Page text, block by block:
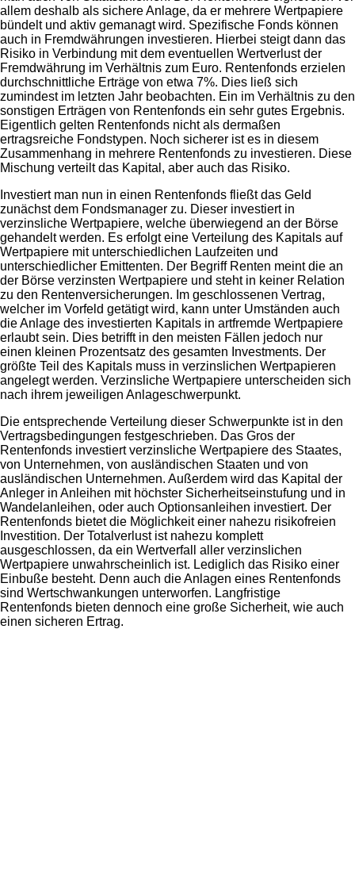
allem deshalb als sichere Anlage, da er mehrere Wertpapiere
bündelt und aktiv gemanagt wird. Spezifische Fonds können
auch in Fremdwährungen investieren. Hierbei steigt dann das
Risiko in Verbindung mit dem eventuellen Wertverlust der
Fremdwährung im Verhältnis zum Euro. Rentenfonds erzielen
durchschnittliche Erträge von etwa 7%. Dies ließ sich
zumindest im letzten Jahr beobachten. Ein im Verhältnis zu den
sonstigen Erträgen von Rentenfonds ein sehr gutes Ergebnis.
Eigentlich gelten Rentenfonds nicht als dermaßen
ertragsreiche Fondstypen. Noch sicherer ist es in diesem
Zusammenhang in mehrere Rentenfonds zu investieren. Diese
Mischung verteilt das Kapital, aber auch das Risiko.
Investiert man nun in einen Rentenfonds fließt das Geld
zunächst dem Fondsmanager zu. Dieser investiert in
verzinsliche Wertpapiere, welche überwiegend an der Börse
gehandelt werden. Es erfolgt eine Verteilung des Kapitals auf
Wertpapiere mit unterschiedlichen Laufzeiten und
unterschiedlicher Emittenten. Der Begriff Renten meint die an
der Börse verzinsten Wertpapiere und steht in keiner Relation
zu den Rentenversicherungen. Im geschlossenen Vertrag,
welcher im Vorfeld getätigt wird, kann unter Umständen auch
die Anlage des investierten Kapitals in artfremde Wertpapiere
erlaubt sein. Dies betrifft in den meisten Fällen jedoch nur
einen kleinen Prozentsatz des gesamten Investments. Der
größte Teil des Kapitals muss in verzinslichen Wertpapieren
angelegt werden. Verzinsliche Wertpapiere unterscheiden sich
nach ihrem jeweiligen Anlageschwerpunkt.
Die entsprechende Verteilung dieser Schwerpunkte ist in den
Vertragsbedingungen festgeschrieben. Das Gros der
Rentenfonds investiert verzinsliche Wertpapiere des Staates,
von Unternehmen, von ausländischen Staaten und von
ausländischen Unternehmen. Außerdem wird das Kapital der
Anleger in Anleihen mit höchster Sicherheitseinstufung und in
Wandelanleihen, oder auch Optionsanleihen investiert. Der
Rentenfonds bietet die Möglichkeit einer nahezu risikofreien
Investition. Der Totalverlust ist nahezu komplett
ausgeschlossen, da ein Wertverfall aller verzinslichen
Wertpapiere unwahrscheinlich ist. Lediglich das Risiko einer
Einbuße besteht. Denn auch die Anlagen eines Rentenfonds
sind Wertschwankungen unterworfen. Langfristige
Rentenfonds bieten dennoch eine große Sicherheit, wie auch
einen sicheren Ertrag.